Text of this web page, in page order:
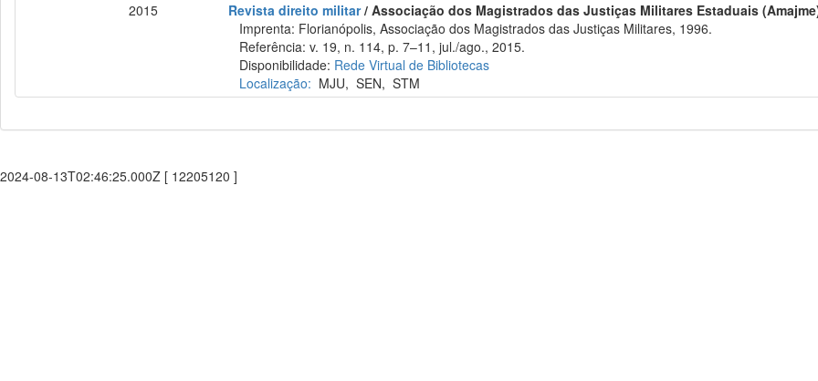
2015 Revista direito militar/ Associação dos Magistrados das Justiças Militares Estaduais
Imprenta: Florianópolis, Associação dos Magistrados das Justiças Militares, 1996.
Referência: v. 19, n. 114, p. 7–11, jul./ago., 2015.
Disponibilidade: Rede Virtual de Bibliotecas
Localização: MJU,SEN,STM
2024-08-13T02:46:25.000Z [ 12205120 ]